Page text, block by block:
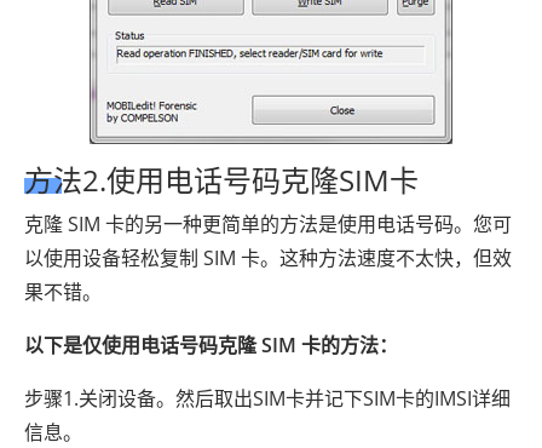
方法2.使用电话号码克隆SIM卡
克隆 SIM 卡的另一种更简单的方法是使用电话号码。您可
以使用设备轻松复制 SIM 卡。这种方法速度不太快，但效
果不错。
以下是仅使用电话号码克隆 SIM 卡的方法：
步骤1.关闭设备。然后取出SIM卡并记下SIM卡的IMSI详细
信息。